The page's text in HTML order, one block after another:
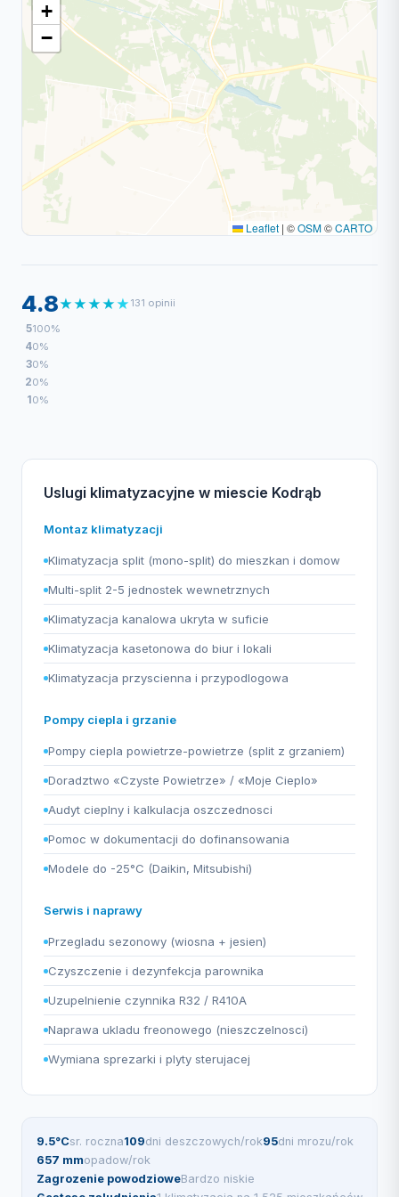
+
−
Leaflet | ©OSM©CARTO
4.8★★★★★ 131 opinii
5100%
40%
30%
20%
10%
Uslugi klimatyzacyjne w miescie Kodrąb
Montaz klimatyzacji
Klimatyzacja split (mono-split) do mieszkan i domow
Multi-split 2-5 jednostek wewnetrznych
Klimatyzacja kanalowa ukryta w suficie
Klimatyzacja kasetonowa do biur i lokali
Klimatyzacja przyscienna i przypodlogowa
Pompy ciepla i grzanie
Pompy ciepla powietrze-powietrze (split z grzaniem)
Doradztwo «Czyste Powietrze» / «Moje Cieplo»
Audyt cieplny i kalkulacja oszczednosci
Pomoc w dokumentacji do dofinansowania
Modele do -25°C (Daikin, Mitsubishi)
Serwis i naprawy
Przegladu sezonowy (wiosna + jesien)
Czyszczenie i dezynfekcja parownika
Uzupelnienie czynnika R32 / R410A
Naprawa ukladu freonowego (nieszczelnosci)
Wymiana sprezarki i plyty sterujacej
9.5°Csr. roczna109dni deszczowych/rok95dni mrozu/rok
657 mmopadow/rok
Zagrozenie powodzioweBardzo niskie